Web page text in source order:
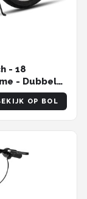
- 18
- Dubbele
OP BOL